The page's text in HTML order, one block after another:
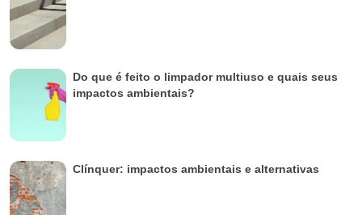
Do que é feito o limpador multiuso e quais seus
impactos ambientais?
Clínquer: impactos ambientais e alternativas